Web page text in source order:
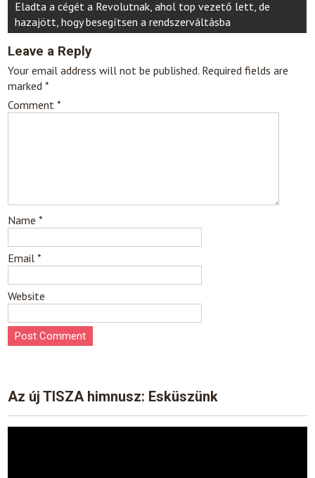
Eladta a cégét a Revolutnak, ahol top vezető lett, de
hazajött, hogy besegítsen a rendszerváltásba
Leave a Reply
Your email address will not be published. Required fields are
marked*
Comment*
Name*
Email*
Website
Az új TISZA himnusz: Esküszünk